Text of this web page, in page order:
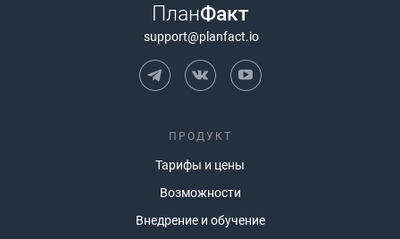
ПланФакт
support@planfact.io
ПРОДУКТ
Тарифы и цены
Возможности
Внедрение и обучение